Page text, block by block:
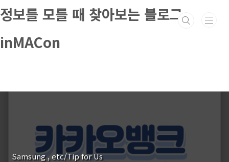
본문 바로가기
정보를 모를 때 찾아보는 블로그
inMACon
Samsung , etc/Tip for Us